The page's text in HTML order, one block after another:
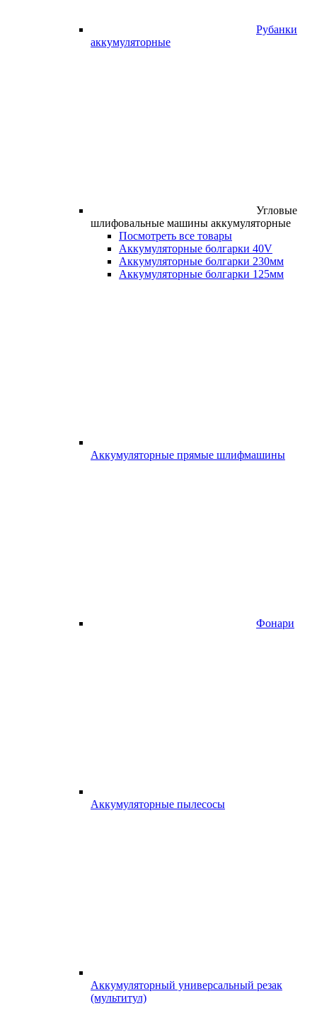
Рубанки
аккумуляторные
Угловые
шлифовальные машины аккумуляторные
Посмотреть все товары
Аккумуляторные болгарки 40V
Аккумуляторные болгарки 230мм
Аккумуляторные болгарки 125мм
Аккумуляторные прямые шлифмашины
Фонари
Аккумуляторные пылесосы
Аккумуляторный универсальный резак
(мультитул)